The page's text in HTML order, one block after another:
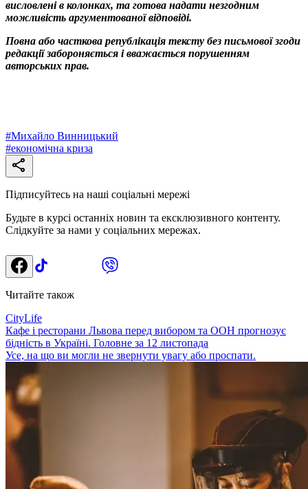
висловлені в колонках, та готова надати незгодним
можливість аргументованої відповіді.
Повна або часткова републікація тексту без письмової згоди
редакції забороняється і вважається порушенням
авторських прав.
#Михайло Винницький
#економічна криза
Підписуйтесь на наші соціальні мережі
Будьте в курсі останніх новин та ексклюзивного контенту.
Слідкуйте за нами у соціальних мережах.
Читайте також
CityLife
Кафе і ресторани Львова перед вибором та ООН прогнозує
бідність в Україні. Головне за 12 листопада
Усе, на що ви могли не звернути увагу або проспати.